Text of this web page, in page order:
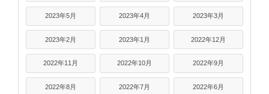
2023年5月 2023年4月 2023年3月
2023年2月 2023年1月 2022年12月
2022年11月 2022年10月 2022年9月
2022年8月 2022年7月 2022年6月